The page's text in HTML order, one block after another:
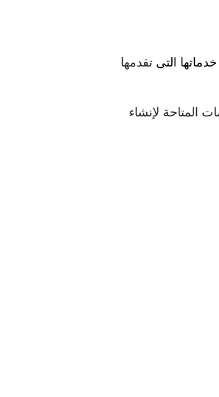
خدماتها التى